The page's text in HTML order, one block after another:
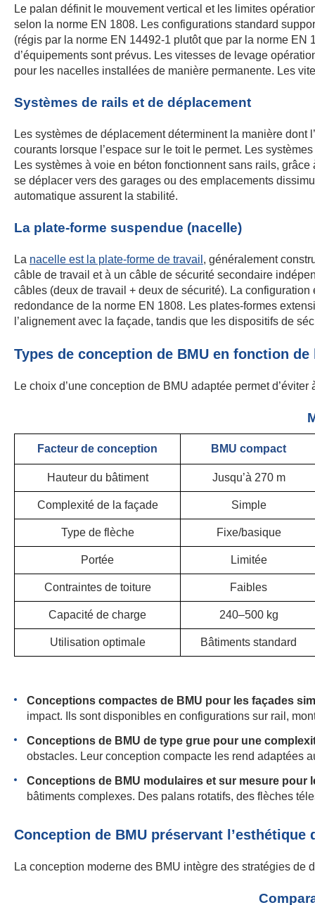
Le palan définit le mouvement vertical et les limites
selon la norme EN 1808. Les configurations standard
(régis par la norme EN 14492-1 plutôt que par la norme
d’équipements sont prévus. Les vitesses de levage
pour les nacelles installées de manière permanente. Les
Systèmes de rails et de déplacement
Les systèmes de déplacement déterminent la manière
courants lorsque l’espace sur le toit le permet. Les
Les systèmes à voie en béton fonctionnent sans rails,
se déplacer vers des garages ou des emplacements
automatique assurent la stabilité.
La plate-forme suspendue (nacelle)
La nacelle est la plate-forme de travail , généralement
câble de travail et à un câble de sécurité secondaire
câbles (deux de travail + deux de sécurité). La
redondance de la norme EN 1808. Les plates-formes
l’alignement avec la façade, tandis que les dispositifs de
Types de conception de BMU en fonction
Le choix d’une conception de BMU adaptée permet
Facteur de conception BMU compact
Hauteur du bâtiment Jusqu’à 270 m
Complexité de la façade Simple
Type de flèche Fixe/basique
Portée Limitée
Contraintes de toiture Faibles
Capacité de charge 240–500 kg
Utilisation optimale Bâtiments standard
Conceptions compactes de BMU pour les façades
impact. Ils sont disponibles en configurations sur rail,
Conceptions de BMU de type grue pour une
obstacles. Leur conception compacte les rend adaptées
Conceptions de BMU modulaires et sur mesure pour
bâtiments complexes. Des palans rotatifs, des flèches
Conception de BMU préservant l’esthétique
La conception moderne des BMU intègre des stratégies de